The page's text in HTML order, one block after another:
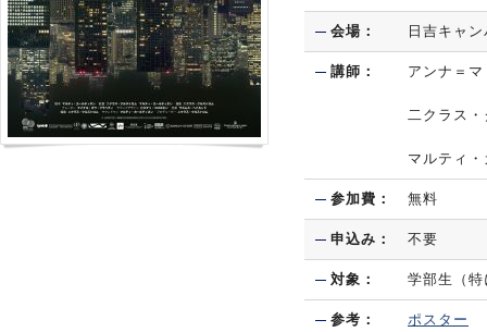
会場： 日吉キャ
講師： アンナ＝
二クラス
マルティ
参加費： 無料
申込み： 不要
対象： 学部生（
参考： ポスター